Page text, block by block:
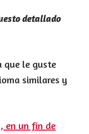
detallado
que le guste
similares y
en un fin de